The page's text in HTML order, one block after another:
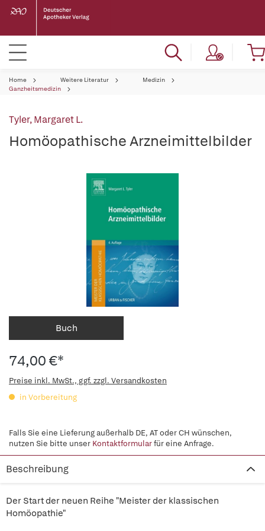
Home Weitere Literatur
Medizin
Ganzheitsmedizin
Tyler, Margaret L.
Homöopathische Arzneimittelbilder
Buch
74,00 €*
Preise inkl. MwSt., ggf. zzgl. Versandkosten
in Vorbereitung
Falls Sie eine Lieferung außerhalb DE, AT oder CH wünschen,
nutzen Sie bitte unser Kontaktformularfür eine Anfrage.
Beschreibung
Der Start der neuen Reihe "Meister der klassischen
Homöopathie"